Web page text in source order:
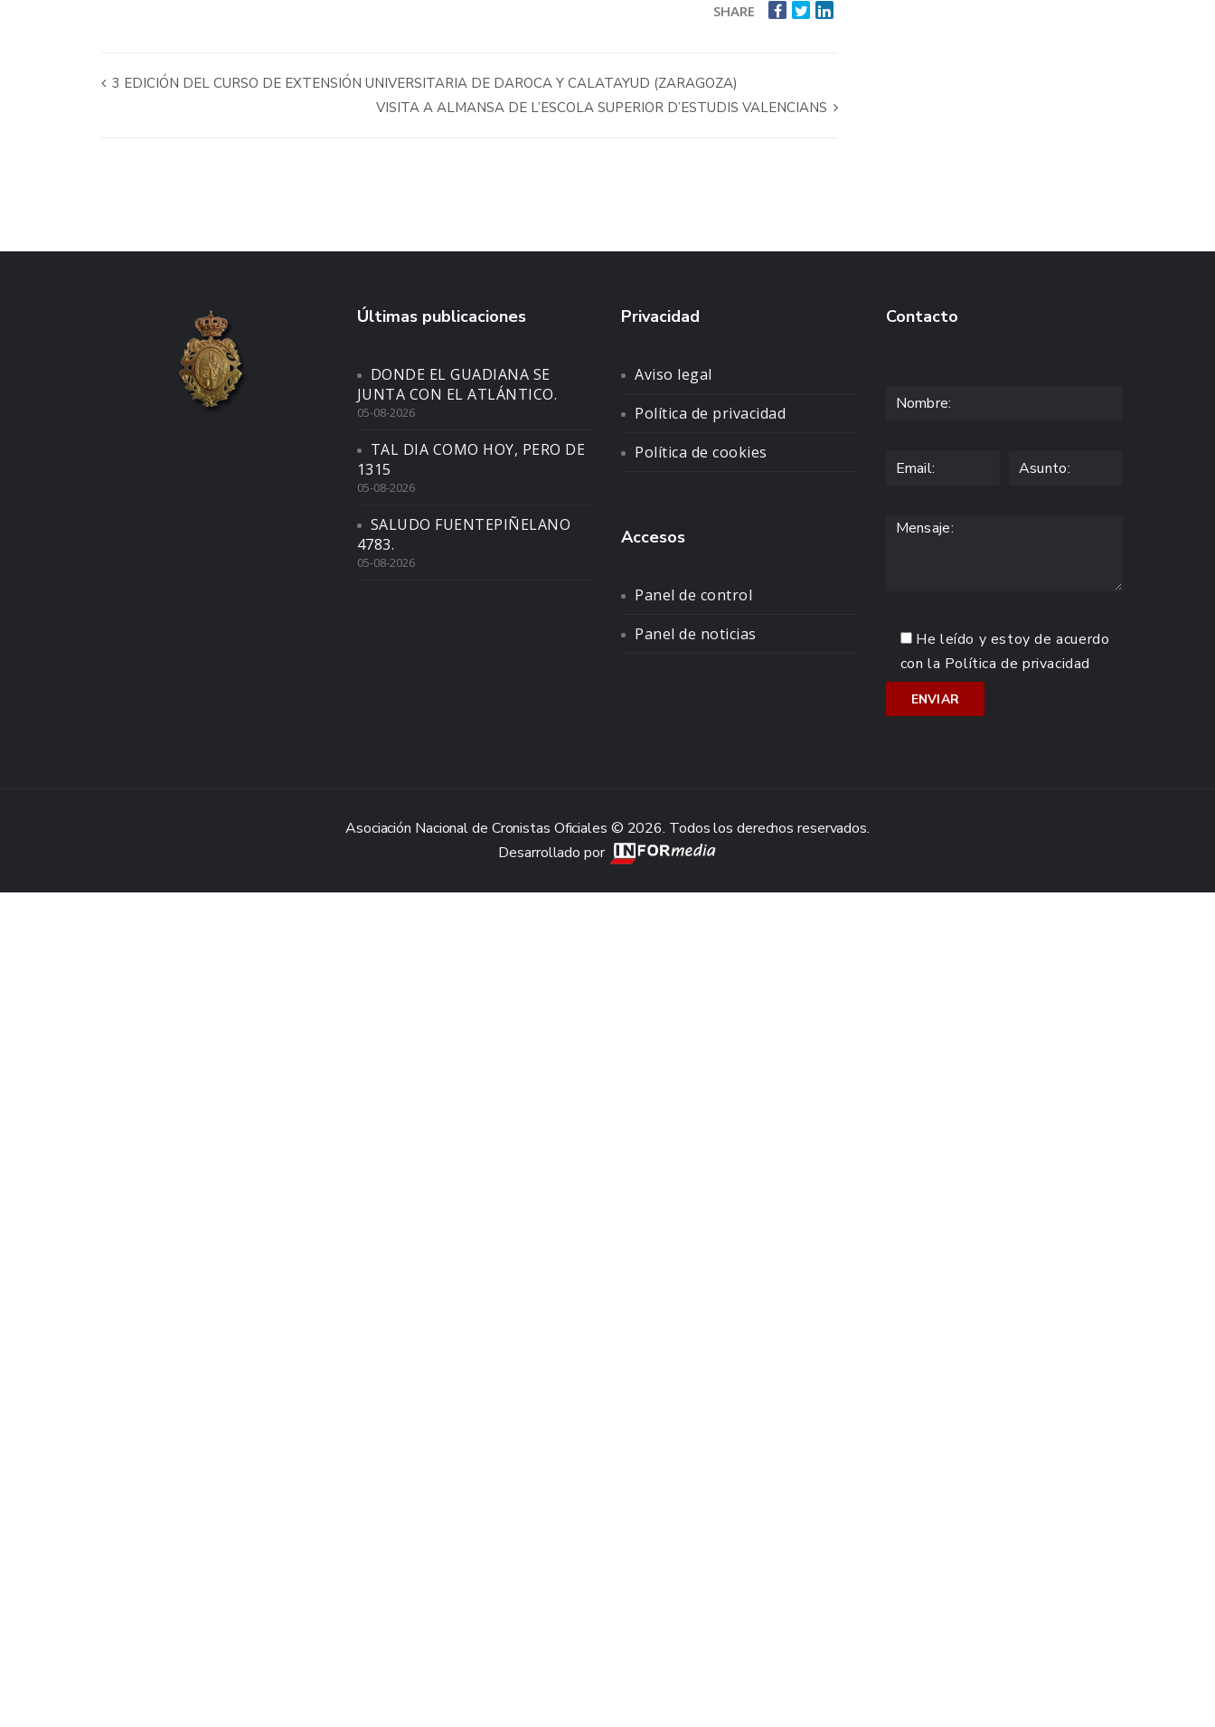
SHARE
3 EDICIÓN DEL CURSO DE EXTENSIÓN UNIVERSITARIA DE DAROCA Y CALATAYUD (ZARAGOZA)
VISITA A ALMANSA DE L’ESCOLA SUPERIOR D’ESTUDIS VALENCIANS
Últimas publicaciones
DONDE EL GUADIANA SE
JUNTA CON EL ATLÁNTICO.
05-08-2026
TAL DIA COMO HOY, PERO DE
1315
05-08-2026
SALUDO FUENTEPIÑELANO
4783.
05-08-2026
Privacidad
Aviso legal
Política de privacidad
Política de cookies
Accesos
Panel de control
Panel de noticias
Contacto
He leído y estoy de acuerdo
con la Política de privacidad
Asociación Nacional de Cronistas Oficiales © 2026. Todos los derechos reservados.
Desarrollado por